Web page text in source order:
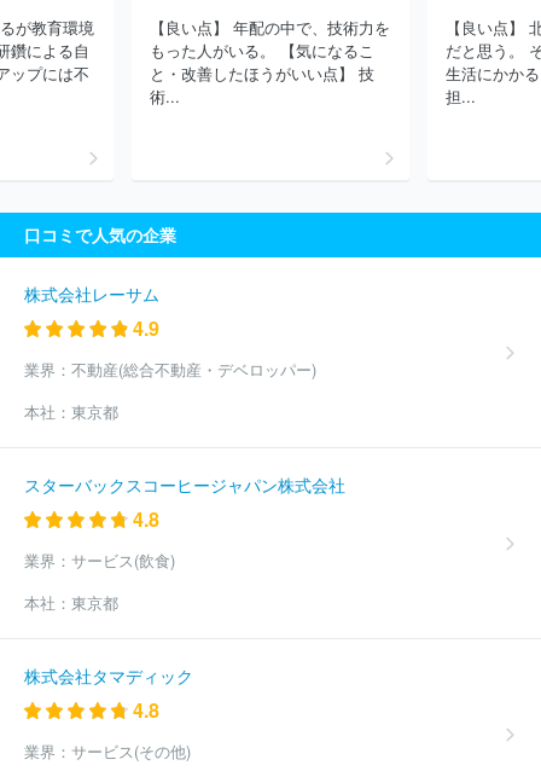
式会社モード工芸
有限会社やんばる自然塾
コイト電工株式会社
株式会社ストームレーベルズ
ほか(1049件)
が教育環境
鑽による自
ップには不
【良い点】 年配の中で、技術力を
もった人がいる。 【気になるこ
と・改善したほうがいい点】 技
術...
【良い点】
だと思う。
生活にかか
担...
口コミで人気の企業
株式会社レーサム
4.9
業界： 不動産(総合不動産・デベロッパー)
本社： 東京都
スターバックスコーヒージャパン株式会社
4.8
業界： サービス(飲食)
本社： 東京都
株式会社タマディック
4.8
業界： サービス(その他)